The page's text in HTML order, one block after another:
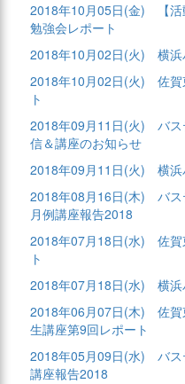
2018年10月05日(金)
【
勉強会レポート
2018年10月02日(火)
横
2018年10月02日(火)
佐
ト
2018年09月11日(火)
バ
信＆講座のお知らせ
2018年09月11日(火)
横
2018年08月16日(木)
バス
月例講座報告2018
2018年07月18日(水)
佐
ト
2018年07月18日(水)
横
2018年06月07日(木)
佐
生講座第9回レポート
2018年05月09日(水)
バ
講座報告2018